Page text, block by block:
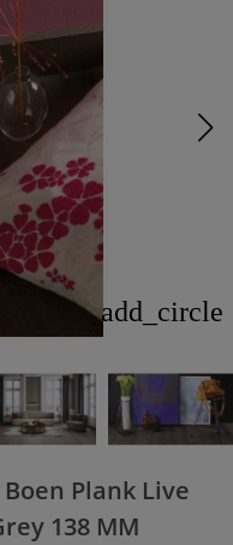
add_circle
Plank Live
138 MM